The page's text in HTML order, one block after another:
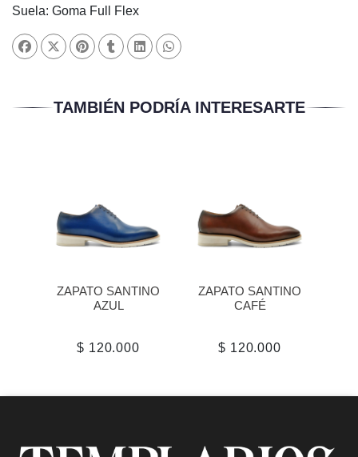
Suela: Goma Full Flex
TAMBIÉN PODRÍA INTERESARTE
ZAPATO SANTINO
AZUL
$ 120.000
ZAPATO SANTINO
CAFÉ
$ 120.000